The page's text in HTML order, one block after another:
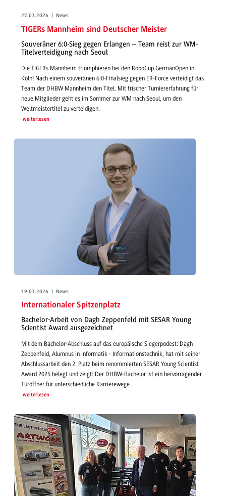
27.03.2026 | News
TIGERs Mannheim sind Deutscher Meister
Souveräner 6:0-Sieg gegen Erlangen – Team reist zur WM-
Titelverteidigung nach Seoul
Die TIGERs Mannheim triumphieren bei den RoboCup GermanOpen in
Köln! Nach einem souveränen 6:0-Finalsieg gegen ER-Force verteidigt das
Team der DHBW Mannheim den Titel. Mit frischer Turniererfahrung für
neue Mitglieder geht es im Sommer zur WM nach Seoul, um den
Weltmeistertitel zu verteidigen.
weiterlesen
19.03.2026 | News
Internationaler Spitzenplatz
Bachelor-Arbeit von Dagh Zeppenfeld mit SESAR Young
Scientist Award ausgezeichnet
Mit dem Bachelor-Abschluss auf das europäische Siegerpodest: Dagh
Zeppenfeld, Alumnus in Informatik - Informationstechnik, hat mit seiner
Abschlussarbeit den 2. Platz beim renommierten SESAR Young Scientist
Award 2025 belegt und zeigt: Der DHBW-Bachelor ist ein hervorragender
Türöffner für unterschiedliche Karrierewege.
weiterlesen